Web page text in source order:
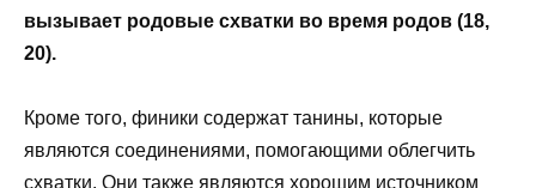
вызывает родовые схватки во время родов (18,
20).
Кроме того, финики содержат танины, которые
являются соединениями, помогающими облегчить
схватки. Они также являются хорошим источником